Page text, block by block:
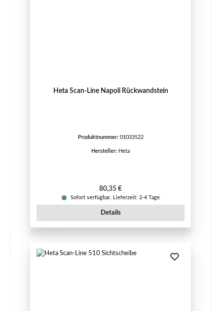
Heta Scan-Line Napoli Rückwandstein
Produktnummer: 01033522
Hersteller: Heta
Regulärer Preis:
80,35 €
Sofort verfügbar, Lieferzeit: 2-4 Tage
Details